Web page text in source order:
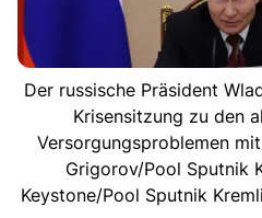
Der russische Präsident
Krisensitzung zu den
Versorgungsproblemen
Grigorov/Pool Sputnik
Keystone/Pool Sputnik